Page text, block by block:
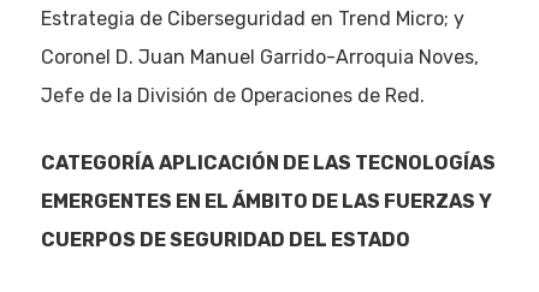
Estrategia de Ciberseguridad en Trend Micro; y
Coronel D. Juan Manuel Garrido-Arroquia Noves,
Jefe de la División de Operaciones de Red.
CATEGORÍA APLICACIÓN DE LAS TECNOLOGÍAS
EMERGENTES EN EL ÁMBITO DE LAS FUERZAS Y
CUERPOS DE SEGURIDAD DEL ESTADO